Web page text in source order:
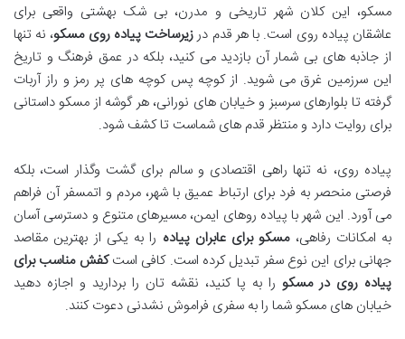
مسکو، این کلان شهر تاریخی و مدرن، بی شک بهشتی واقعی برای
عاشقان پیاده روی است. با هر قدم درزیرساخت پیاده روی مسکو، نه تنها
از جاذبه های بی شمار آن بازدید می کنید، بلکه در عمق فرهنگ و تاریخ
این سرزمین غرق می شوید. از کوچه پس کوچه های پر رمز و راز آربات
گرفته تا بلوارهای سرسبز و خیابان های نورانی، هر گوشه از مسکو داستانی
برای روایت دارد و منتظر قدم های شماست تا کشف شود.
پیاده روی، نه تنها راهی اقتصادی و سالم برای گشت وگذار است، بلکه
فرصتی منحصر به فرد برای ارتباط عمیق با شهر، مردم و اتمسفر آن فراهم
می آورد. این شهر با پیاده روهای ایمن، مسیرهای متنوع و دسترسی آسان
به امکانات رفاهی،مسکو برای عابران پیاده را به یکی از بهترین مقاصد
جهانی برای این نوع سفر تبدیل کرده است. کافی استکفش مناسب برای
پیاده روی در مسکو را به پا کنید، نقشه تان را بردارید و اجازه دهید
خیابان های مسکو شما را به سفری فراموش نشدنی دعوت کنند.